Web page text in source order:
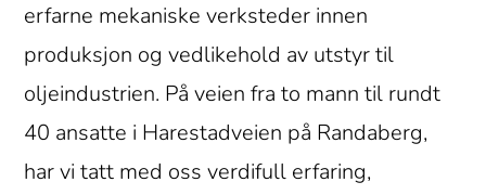
erfarne mekaniske verksteder innen
produksjon og vedlikehold av utstyr til
oljeindustrien. På veien fra to mann til rundt
40 ansatte i Harestadveien på Randaberg,
har vi tatt med oss verdifull erfaring,